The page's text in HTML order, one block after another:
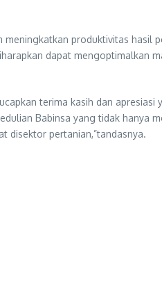
produktivitas hasil
dapat mengoptimalkan
terima kasih dan
Babinsa yang tidak hanya
disektor pertanian,”tandasnya.